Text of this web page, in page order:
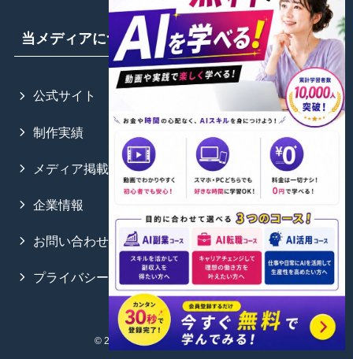
当メディアについて
公式サイト
制作実績
メディア掲載情報
企業情報
お問い合わせ
プライバシーポリシー
© 2025 WithCode.All Rights Reserved